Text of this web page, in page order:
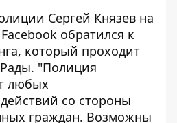
Сергей Князев на
обратился к
который проходит
"Полиция
любых
со стороны
граждан. Возможны